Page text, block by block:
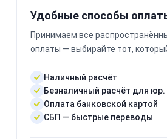
Удобные способы
Принимаем все
оплаты — выбирайте тот,
Наличный расчёт
Безналичный расчёт для юр.
Оплата банковской картой
СБП — быстрые переводы